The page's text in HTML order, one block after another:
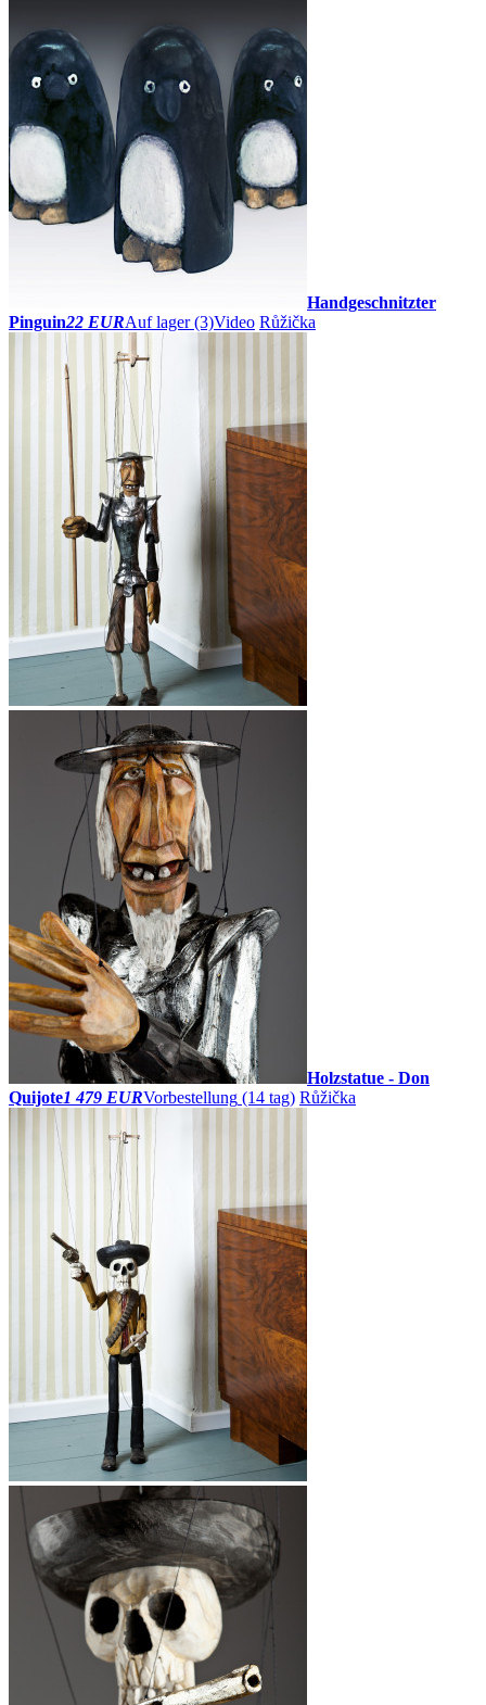
Handgeschnitzter
Pinguin22 EURAuf lager (3)Video Růžička
Holzstatue - Don
Quijote1 479 EURVorbestellung (14 tag) Růžička